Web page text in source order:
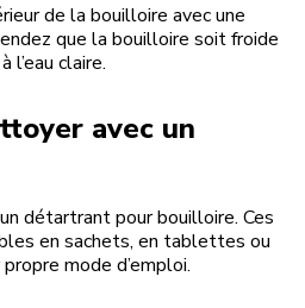
de la bouilloire avec une
que la bouilloire soit froide
l’eau claire.
avec un
détartrant pour bouilloire. Ces
en sachets, en tablettes ou
mode d’emploi.